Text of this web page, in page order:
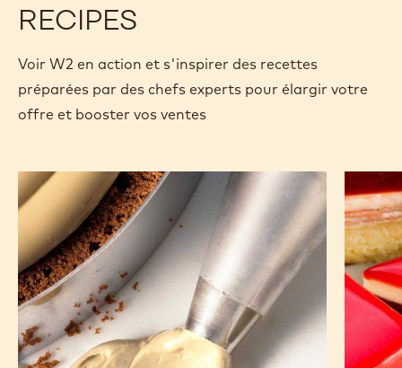
RECIPES
Voir W2 en action et s'inspirer des recettes
préparées par des chefs experts pour élargir votre
offre et booster vos ventes
Crémeux
au
chocolat
blanc
au
blanc